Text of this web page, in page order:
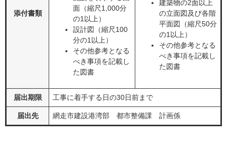
添付書類
面（縮尺1,000分
の1以上）
設計図（縮尺100
分の1以上）
その他参考となる
べき事項を記載し
た図書
建築物の2面以上
の立面図及び各階
平面図（縮尺50分
の1以上）
その他参考となる
べき事項を記載し
た図書
届出期限 工事に着手する日の30日前まで
届出先 網走市建設港湾部 都市整備課 計画係